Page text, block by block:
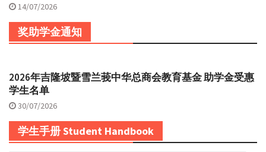
14/07/2026
奖助学金通知
2026年吉隆坡暨雪兰莪中华总商会教育基金 助学金受惠
学生名单
30/07/2026
学生手册 Student Handbook